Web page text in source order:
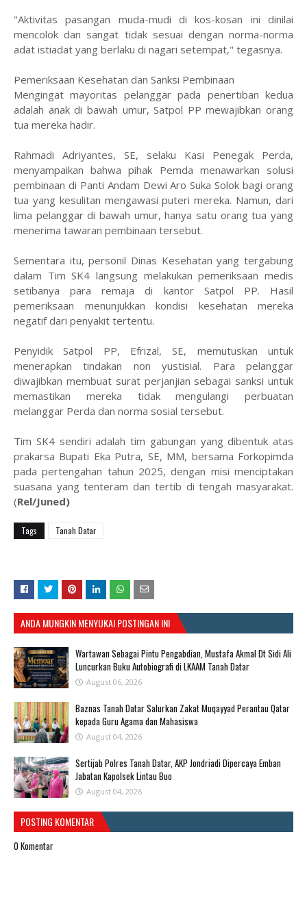
​"Aktivitas pasangan muda-mudi di kos-kosan ini dinilai
mencolok dan sangat tidak sesuai dengan norma-norma
adat istiadat yang berlaku di nagari setempat," tegasnya.
​Pemeriksaan Kesehatan dan Sanksi Pembinaan
​Mengingat mayoritas pelanggar pada penertiban kedua
adalah anak di bawah umur, Satpol PP mewajibkan orang
tua mereka hadir.
​Rahmadi Adriyantes, SE, selaku Kasi Penegak Perda,
menyampaikan bahwa pihak Pemda menawarkan solusi
pembinaan di Panti Andam Dewi Aro Suka Solok bagi orang
tua yang kesulitan mengawasi puteri mereka. Namun, dari
lima pelanggar di bawah umur, hanya satu orang tua yang
menerima tawaran pembinaan tersebut.
​Sementara itu, personil Dinas Kesehatan yang tergabung
dalam Tim SK4 langsung melakukan pemeriksaan medis
setibanya para remaja di kantor Satpol PP. Hasil
pemeriksaan menunjukkan kondisi kesehatan mereka
negatif dari penyakit tertentu.
​Penyidik Satpol PP, Efrizal, SE, memutuskan untuk
menerapkan tindakan non yustisial. Para pelanggar
diwajibkan membuat surat perjanjian sebagai sanksi untuk
memastikan mereka tidak mengulangi perbuatan
melanggar Perda dan norma sosial tersebut.
​Tim SK4 sendiri adalah tim gabungan yang dibentuk atas
prakarsa Bupati Eka Putra, SE, MM, bersama Forkopimda
pada pertengahan tahun 2025, dengan misi menciptakan
suasana yang tenteram dan tertib di tengah masyarakat.
(Rel/Juned)
Tags Tanah Datar
ANDA MUNGKIN MENYUKAI POSTINGAN INI
Wartawan Sebagai Pintu Pengabdian, Mustafa Akmal Dt Sidi Ali
Luncurkan Buku Autobiografi di LKAAM Tanah Datar
August 06, 2026
Baznas Tanah Datar Salurkan Zakat Muqayyad Perantau Qatar
kepada Guru Agama dan Mahasiswa
August 04, 2026
Sertijab Polres Tanah Datar, AKP Jondriadi Dipercaya Emban
Jabatan Kapolsek Lintau Buo
August 04, 2026
POSTING KOMENTAR
0 Komentar